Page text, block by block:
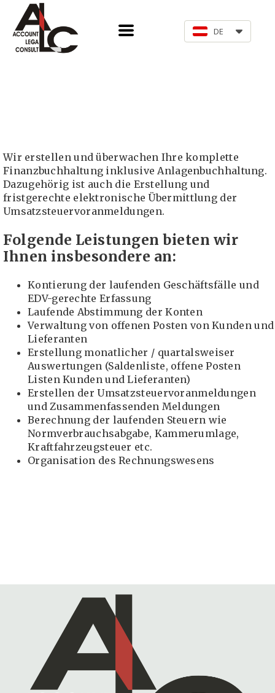
DE
Wir erstellen und überwachen Ihre komplette
Finanzbuchhaltung inklusive Anlagenbuchhaltung.
Dazugehörig ist auch die Erstellung und
fristgerechte elektronische Übermittlung der
Umsatzsteuervoranmeldungen.
Folgende Leistungen bieten wir
Ihnen insbesondere an:
Kontierung der laufenden Geschäftsfälle und
EDV-gerechte Erfassung
Laufende Abstimmung der Konten
Verwaltung von offenen Posten von Kunden und
Lieferanten
Erstellung monatlicher / quartalsweiser
Auswertungen (Saldenliste, offene Posten
Listen Kunden und Lieferanten)
Erstellen der Umsatzsteuervoranmeldungen
und Zusammenfassenden Meldungen
Berechnung der laufenden Steuern wie
Normverbrauchsabgabe, Kammerumlage,
Kraftfahrzeugsteuer etc.
Organisation des Rechnungswesens